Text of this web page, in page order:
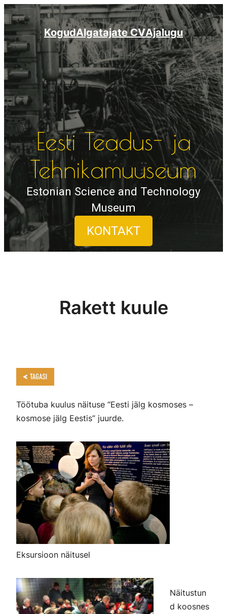
Liigu
sisu
juurde
KogudAlgatajate CVAjalugu
Eesti Teadus- ja
Tehnikamuuseum
Estonian Science and Technology
Museum
KONTAKT
Rakett kuule
Töötuba kuulus näituse “Eesti jälg kosmoses –
kosmose jälg Eestis” juurde.
Eksursioon näitusel
Näitustun
d koosnes